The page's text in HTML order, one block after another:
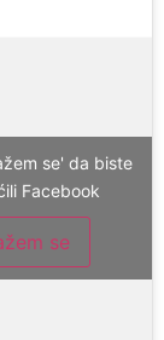
se' da biste
Facebook
se